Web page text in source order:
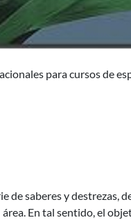
para cursos de
saberes y destrezas,
En tal sentido, el